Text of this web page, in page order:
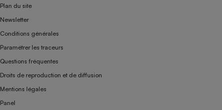
Plan du site
Newsletter
Conditions générales
Paramétrer les traceurs
Questions fréquentes
Droits de reproduction et de diffusion
Mentions légales
Panel